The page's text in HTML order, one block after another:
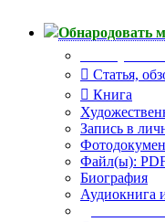
Обнародовать
Статья,
Книга
Запись в
Файл(ы):
Биография
Аудиокнига